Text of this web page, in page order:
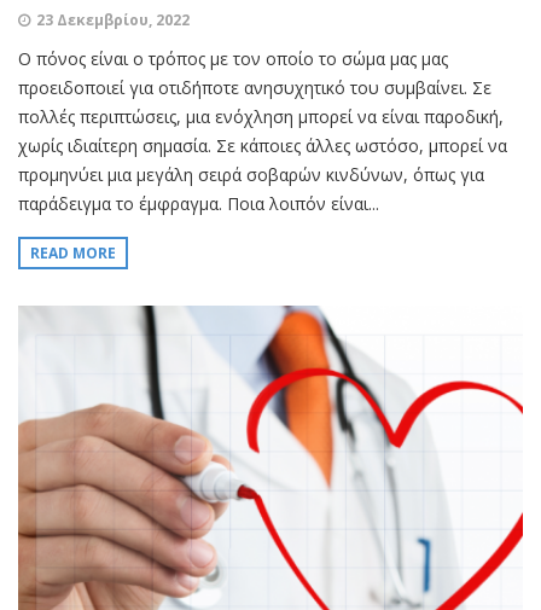
23 Δεκεμβρίου, 2022
Ο πόνος είναι ο τρόπος με τον οποίο το σώμα μας μας
προειδοποιεί για οτιδήποτε ανησυχητικό του συμβαίνει. Σε
πολλές περιπτώσεις, μια ενόχληση μπορεί να είναι παροδική,
χωρίς ιδιαίτερη σημασία. Σε κάποιες άλλες ωστόσο, μπορεί να
προμηνύει μια μεγάλη σειρά σοβαρών κινδύνων, όπως για
παράδειγμα το έμφραγμα. Ποια λοιπόν είναι...
READ MORE